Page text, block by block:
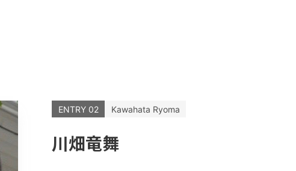
ENTRY 02 Kawahata Ryoma
川畑竜舞